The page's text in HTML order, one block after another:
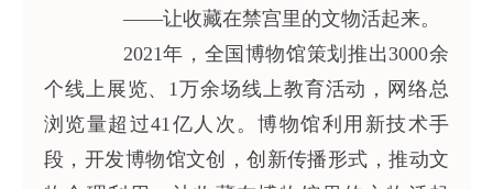
——让收藏在禁宫里的文物活起来。
2021年，全国博物馆策划推出3000余
个线上展览、1万余场线上教育活动，网络总
浏览量超过41亿人次。博物馆利用新技术手
段，开发博物馆文创，创新传播形式，推动文